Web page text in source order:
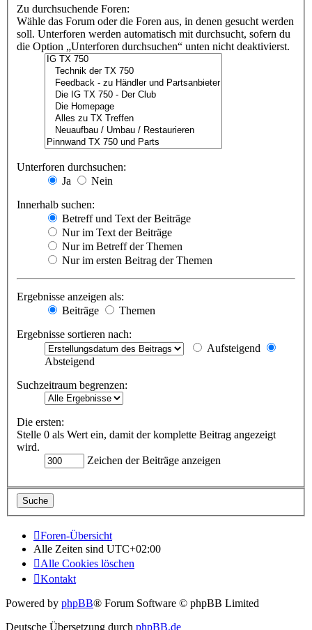
Zu durchsuchende Foren:
Wähle das Forum oder die Foren aus, in denen gesucht werden
soll. Unterforen werden automatisch mit durchsucht, sofern du
die Option „Unterforen durchsuchen“ unten nicht deaktivierst.
Unterforen durchsuchen:
Ja
Nein
Innerhalb suchen:
Betreff und Text der Beiträge
Nur im Text der Beiträge
Nur im Betreff der Themen
Nur im ersten Beitrag der Themen
Ergebnisse anzeigen als:
Beiträge
Themen
Ergebnisse sortieren nach:
Aufsteigend
Absteigend
Suchzeitraum begrenzen:
Die ersten:
Stelle 0 als Wert ein, damit der komplette Beitrag angezeigt
wird.
Zeichen der Beiträge anzeigen
Foren-Übersicht
Alle Zeiten sind UTC+02:00
Alle Cookies löschen
Kontakt
Powered by phpBB® Forum Software © phpBB Limited
Deutsche Übersetzung durch phpBB.de